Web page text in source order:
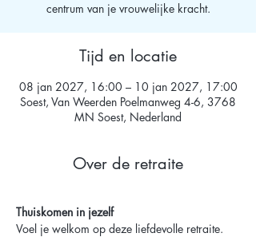
centrum van je vrouwelijke kracht.
Tijd en locatie
08 jan 2027, 16:00 – 10 jan 2027, 17:00
Soest, Van Weerden Poelmanweg 4-6, 3768
MN Soest, Nederland
Over de retraite
Thuiskomen in jezelf
Voel je welkom op deze liefdevolle retraite.